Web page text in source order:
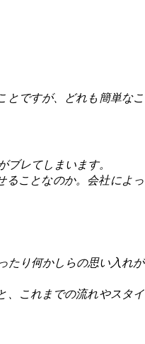
とですが、どれも簡単なこ
レてしまいます。
ることなのか。会社によっ
たり何かしらの思い入れが
、これまでの流れやスタイ